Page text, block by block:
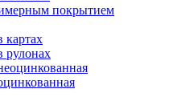
покрытием
картах
рулонах